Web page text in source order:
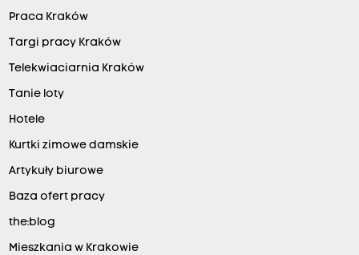
Praca Kraków
Targi pracy Kraków
Telekwiaciarnia Kraków
Tanie loty
Hotele
Kurtki zimowe damskie
Artykuły biurowe
Baza ofert pracy
the:blog
Mieszkania w Krakowie